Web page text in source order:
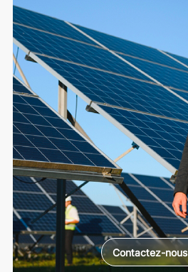
Contactez-nous